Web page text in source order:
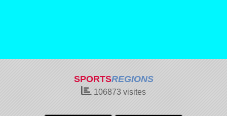
SPORTSREGIONS
106873 visites